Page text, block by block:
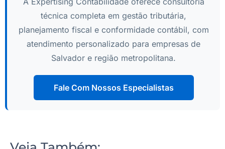
técnica completa em gestão tributária,
planejamento fiscal e conformidade contábil, com
atendimento personalizado para empresas de
Salvador e região metropolitana.
Fale Com Nossos Especialistas